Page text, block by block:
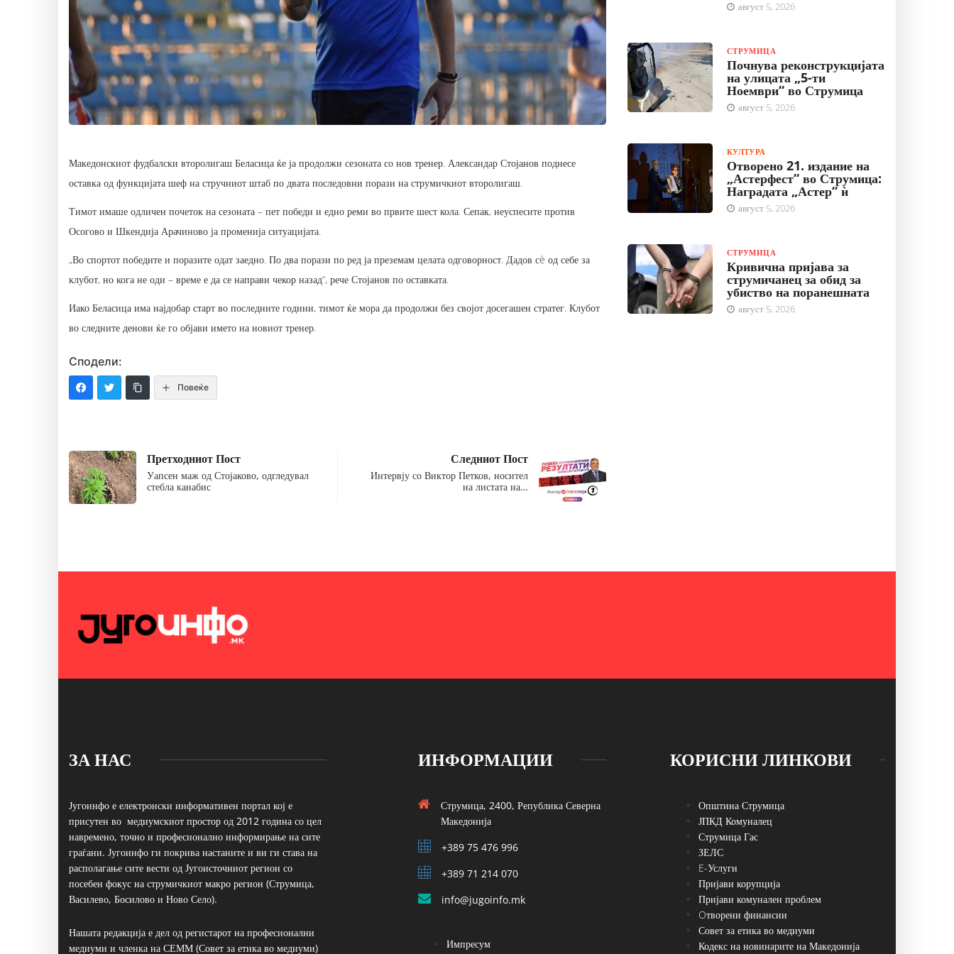
Македонскиот фудбалски второлигаш Беласица ќе ја продолжи сезоната со нов тренер. Александар Стојанов поднесе
оставка од функцијата шеф на стручниот штаб по двата последовни порази на струмичкиот второлигаш.
Тимот имаше одличен почеток на сезоната – пет победи и едно реми во првите шест кола. Сепак, неуспесите против
Осогово и Шкендија Арачиново ја променија ситуацијата.
„Во спортот победите и поразите одат заедно. По два порази по ред ја преземам целата одговорност. Дадов сè од себе за
клубот, но кога не оди – време е да се направи чекор назад“, рече Стојанов по оставката.
Иако Беласица има најдобар старт во последните години, тимот ќе мора да продолжи без својот досегашен стратег. Клубот
во следните денови ќе го објави името на новиот тренер.
Сподели:
Повеќе
Претходниот Пост
Уапсен маж од Стојаково, одгледувал
стебла канабис
Следниот Пост
Интервју со Виктор Петков, носител
на листата на…
август 5, 2026
СТРУМИЦА
Почнува реконструкцијата
на улицата „5-ти
Ноември“ во Струмица
август 5, 2026
КУЛТУРА
Отворено 21. издание на
„Астерфест“ во Струмица:
Наградата „Астер“ ѝ
август 5, 2026
СТРУМИЦА
Кривична пријава за
струмичанец за обид за
убиство на поранешната
август 5, 2026
ЗА НАС
Југоинфо е електронски информативен портал кој е
присутен во медиумскиот простор од 2012 година со цел
навремено, точно и професионално информирање на сите
граѓани. Југоинфо ги покрива настаните и ви ги става на
располагање сите вести од Југоисточниот регион со
посебен фокус на струмичкиот макро регион (Струмица,
Василево, Босилово и Ново Село).
Нашата редакција е дел од регистарот на професионални
медиуми и членка на СЕММ (Совет за етика во медиуми)
ИНФОРМАЦИИ
Струмица, 2400, Република Северна
Македонија
+389 75 476 996
+389 71 214 070
info@jugoinfo.mk
Импресум
КОРИСНИ ЛИНКОВИ
Општина Струмица
ЈПКД Комуналец
Струмица Гас
ЗЕЛС
E-Услуги
Пријави корупција
Пријави комунален проблем
Oтворени финансии
Совет за етика во медиуми
Кодекс на новинарите на Македонија